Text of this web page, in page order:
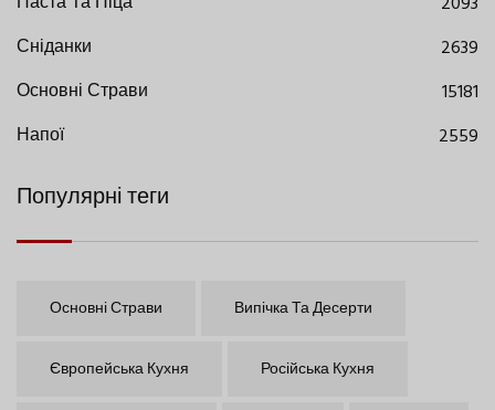
Сніданки
2639
Основні Страви
15181
Напої
2559
Популярні теги
Основні Страви Випічка Та Десерти
Європейська Кухня Російська Кухня